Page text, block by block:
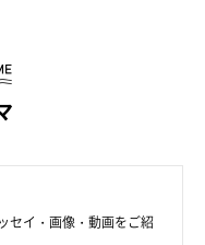
セイ・画像・動画をご紹